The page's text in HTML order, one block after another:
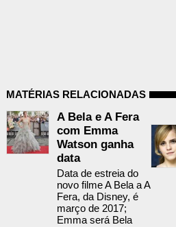
MATÉRIAS RELACIONADAS
A Bela e A Fera
com Emma
Watson ganha
data
Data de estreia do
novo filme A Bela a A
Fera, da Disney, é
março de 2017;
Emma será Bela